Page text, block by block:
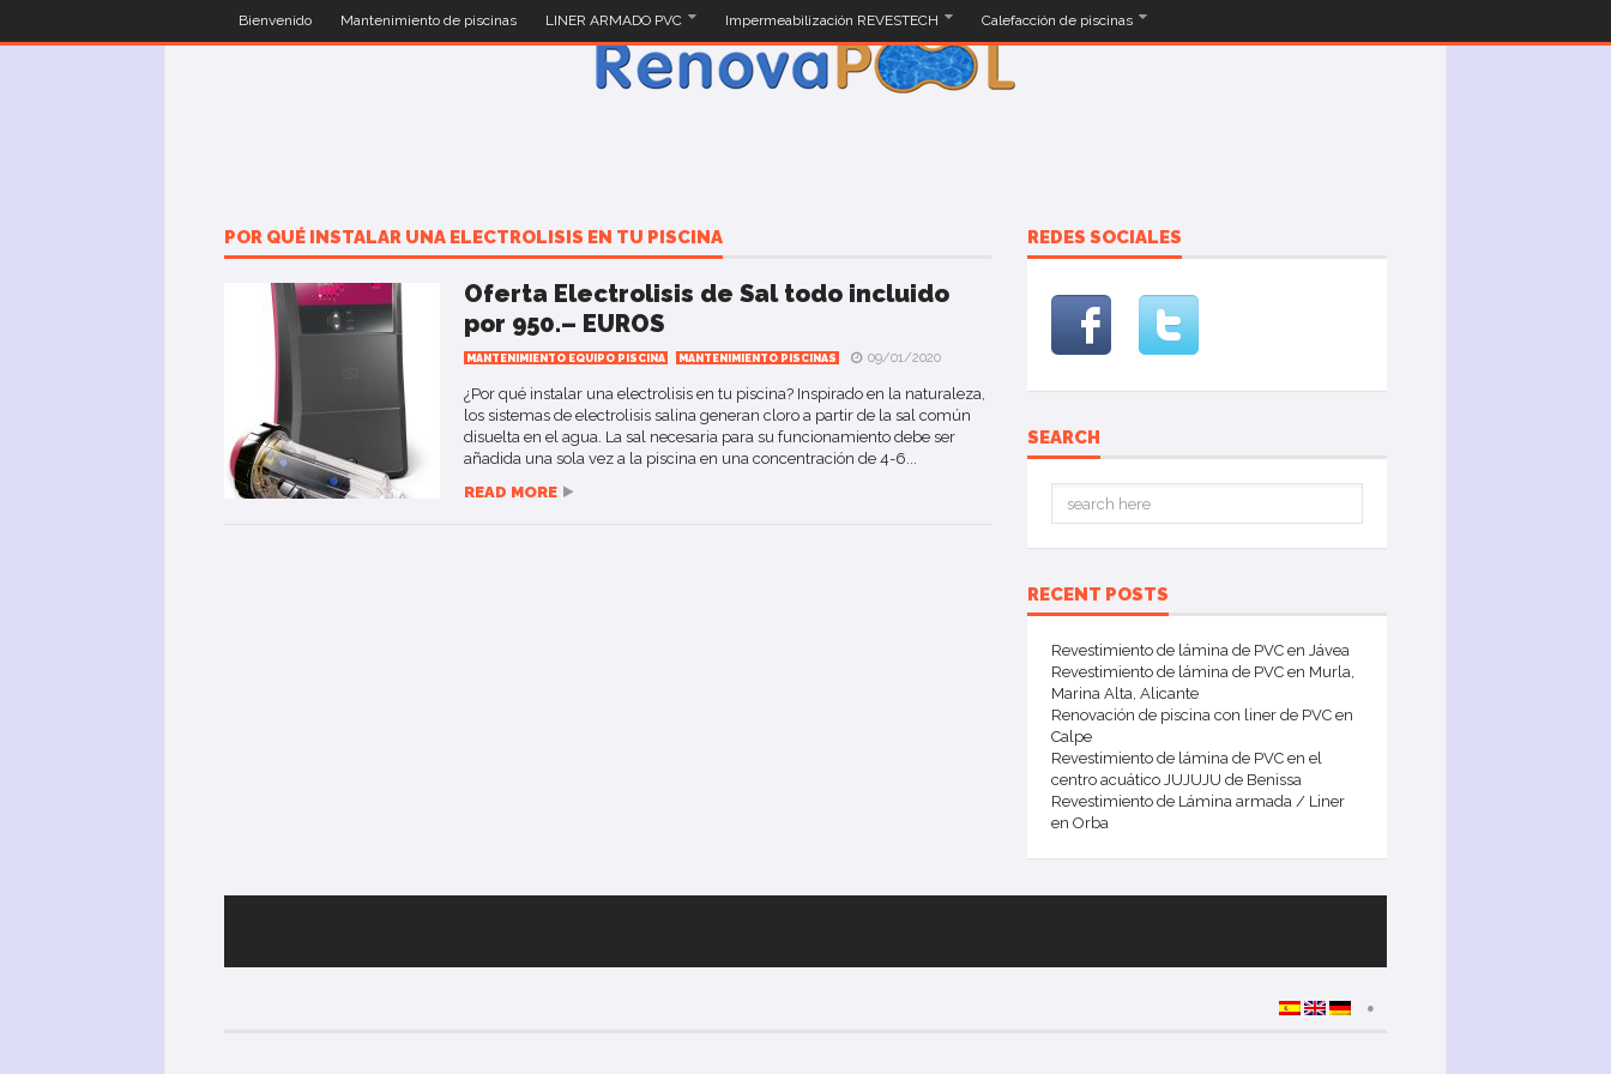
Bienvenido Mantenimiento de piscinas LINER ARMADO PVC Impermeabilización REVESTECH Calefacción de piscinas
POR QUÉ INSTALAR UNA ELECTROLISIS EN TU PISCINA
Oferta Electrolisis de Sal todo incluido
por 950.– EUROS
MANTENIMIENTO EQUIPO PISCINA MANTENIMIENTO PISCINAS 09/01/2020
¿Por qué instalar una electrolisis en tu piscina? Inspirado en la naturaleza,
los sistemas de electrolisis salina generan cloro a partir de la sal común
disuelta en el agua. La sal necesaria para su funcionamiento debe ser
añadida una sola vez a la piscina en una concentración de 4-6...
READ MORE
REDES SOCIALES
SEARCH
RECENT POSTS
Revestimiento de lámina de PVC en Jávea
Revestimiento de lámina de PVC en Murla,
Marina Alta, Alicante
Renovación de piscina con liner de PVC en
Calpe
Revestimiento de lámina de PVC en el
centro acuático JUJUJU de Benissa
Revestimiento de Lámina armada / Liner
en Orba